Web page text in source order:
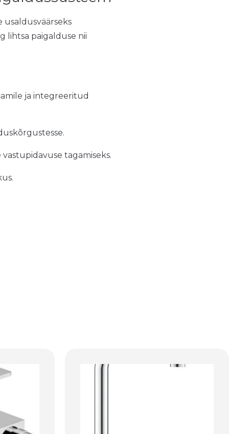
usaldusväärseks
lihtsa paigalduse nii
ja integreeritud
tagamiseks.